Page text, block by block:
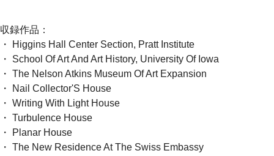
収録作品：
・ Higgins Hall Center Section, Pratt Institute
・ School Of Art And Art History, University Of Iowa
・ The Nelson Atkins Museum Of Art Expansion
・ Nail Collector'S House
・ Writing With Light House
・ Turbulence House
・ Planar House
・ The New Residence At The Swiss Embassy